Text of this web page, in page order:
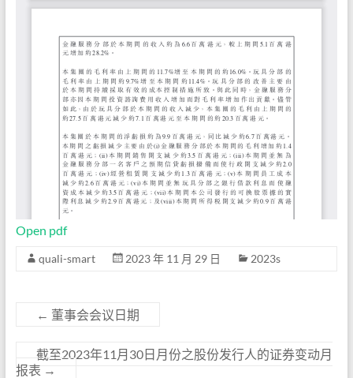
Open pdf
quali-smart 2023 年 11 月 29 日 2023s
← 董事会会议日期
截至2023年11月30日月份之股份发行人的证券变动月
报表 →